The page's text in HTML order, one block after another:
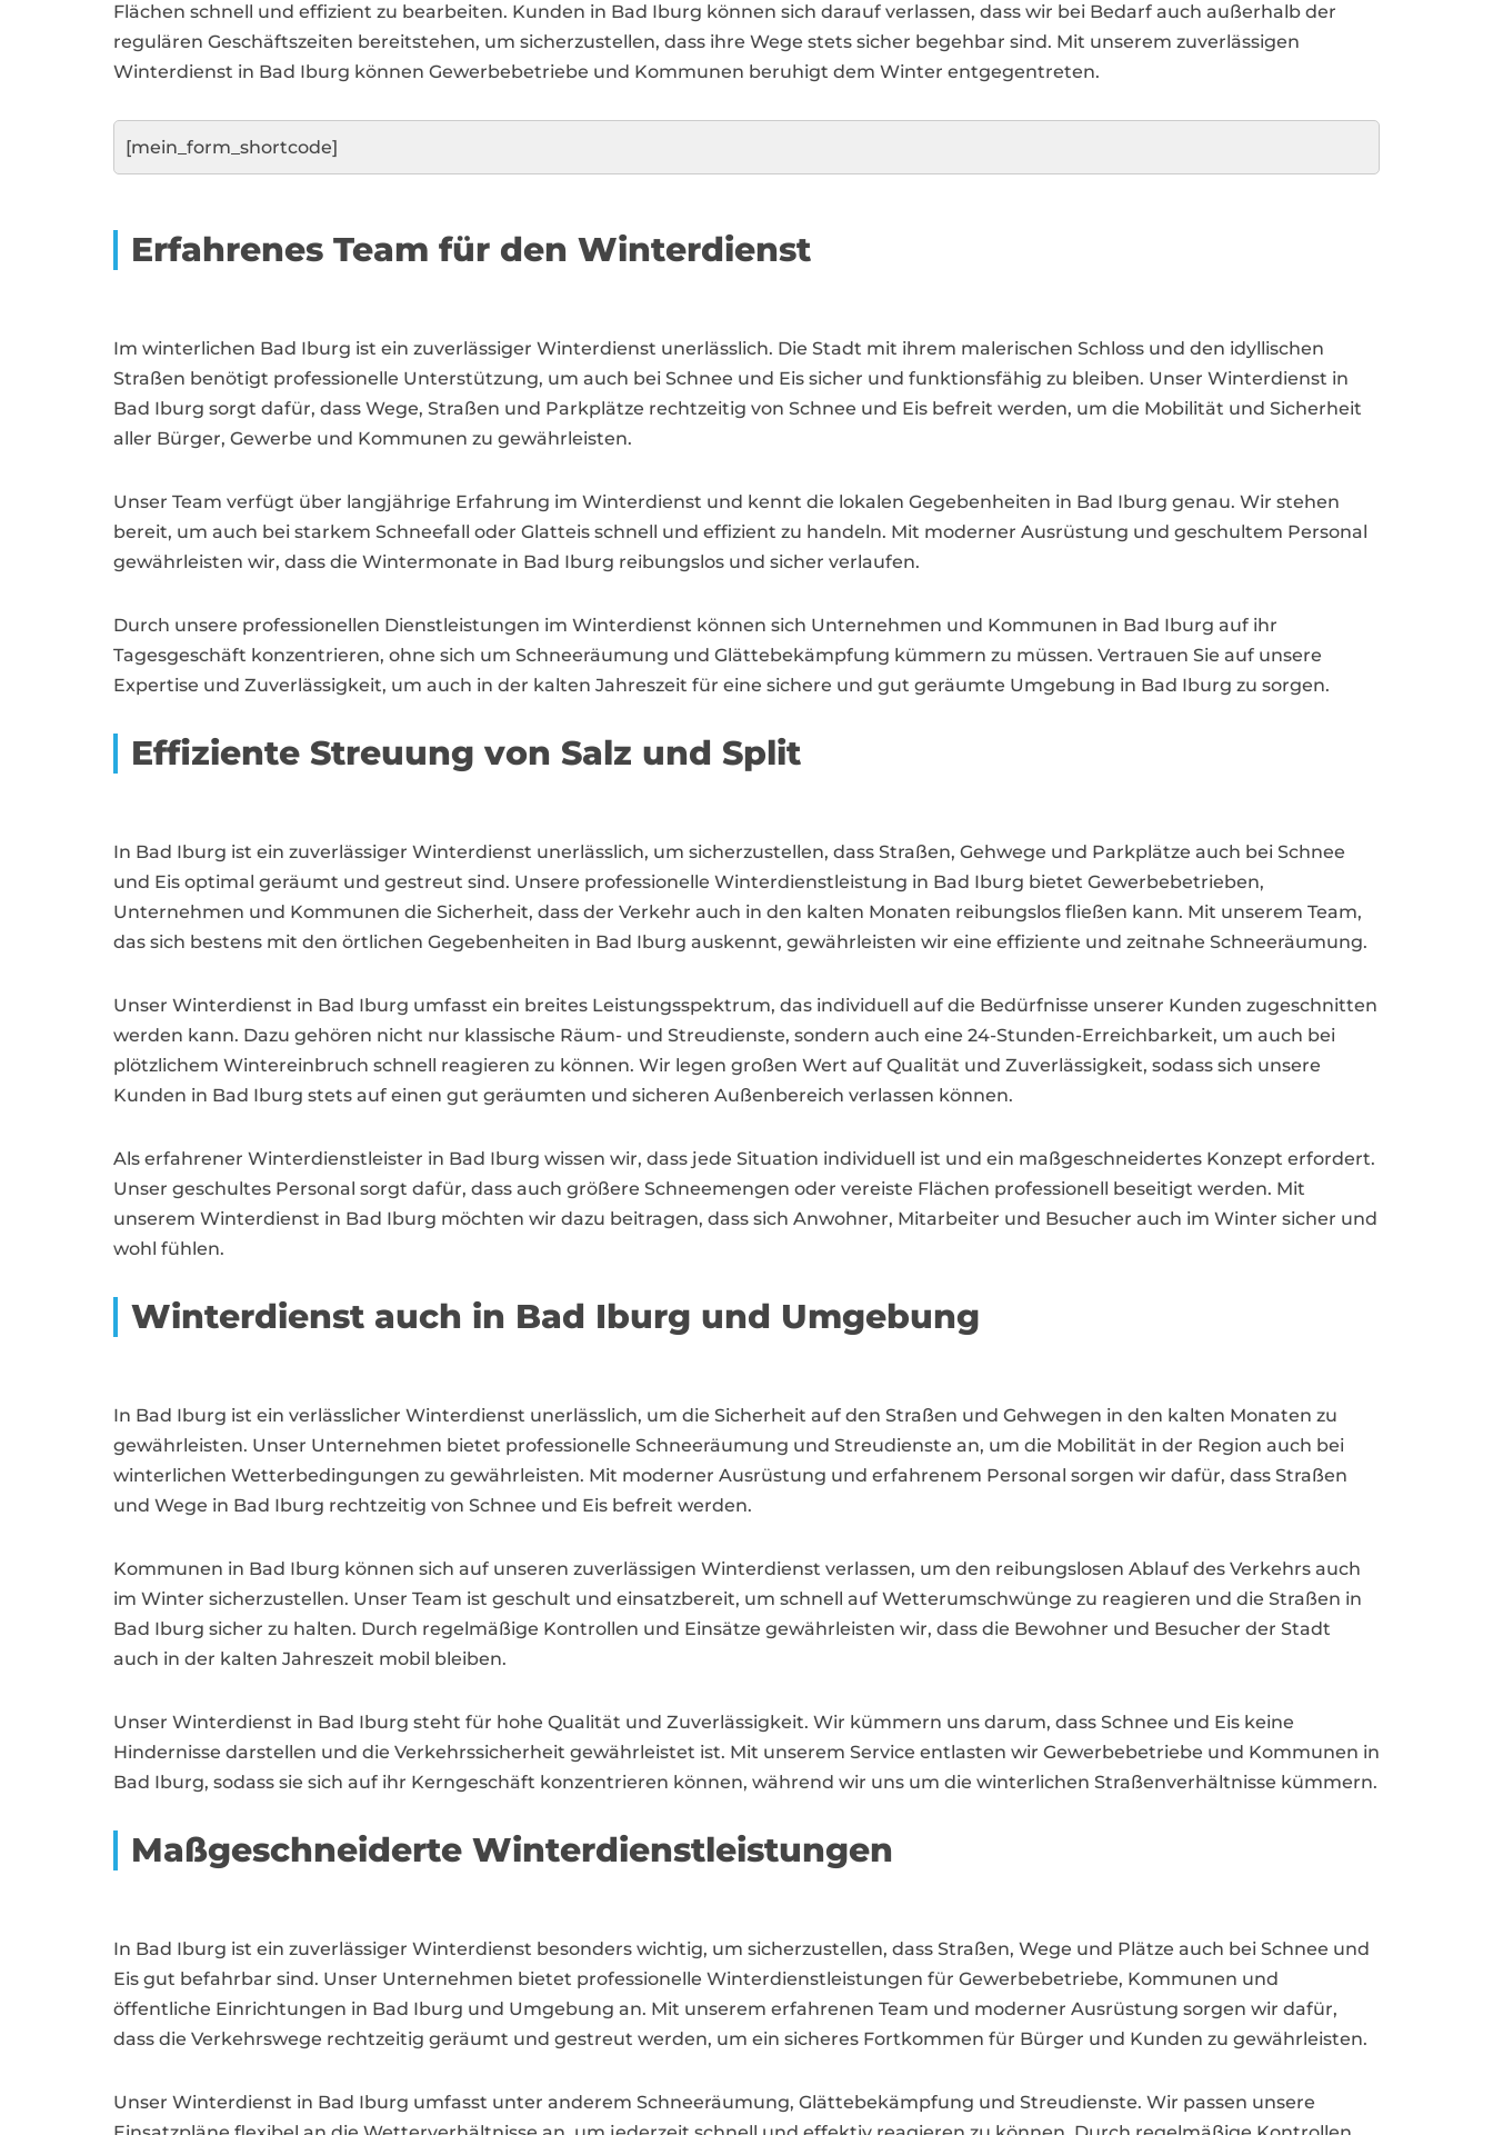
Flächen schnell und effizient zu bearbeiten. Kunden in Bad Iburg können sich darauf verlassen, dass wir bei Bedarf auch außerhalb der
regulären Geschäftszeiten bereitstehen, um sicherzustellen, dass ihre Wege stets sicher begehbar sind. Mit unserem zuverlässigen
Winterdienst in Bad Iburg können Gewerbebetriebe und Kommunen beruhigt dem Winter entgegentreten.
[mein_form_shortcode]
Erfahrenes Team für den Winterdienst
Im winterlichen Bad Iburg ist ein zuverlässiger Winterdienst unerlässlich. Die Stadt mit ihrem malerischen Schloss und den idyllischen
Straßen benötigt professionelle Unterstützung, um auch bei Schnee und Eis sicher und funktionsfähig zu bleiben. Unser Winterdienst in
Bad Iburg sorgt dafür, dass Wege, Straßen und Parkplätze rechtzeitig von Schnee und Eis befreit werden, um die Mobilität und Sicherheit
aller Bürger, Gewerbe und Kommunen zu gewährleisten.
Unser Team verfügt über langjährige Erfahrung im Winterdienst und kennt die lokalen Gegebenheiten in Bad Iburg genau. Wir stehen
bereit, um auch bei starkem Schneefall oder Glatteis schnell und effizient zu handeln. Mit moderner Ausrüstung und geschultem Personal
gewährleisten wir, dass die Wintermonate in Bad Iburg reibungslos und sicher verlaufen.
Durch unsere professionellen Dienstleistungen im Winterdienst können sich Unternehmen und Kommunen in Bad Iburg auf ihr
Tagesgeschäft konzentrieren, ohne sich um Schneeräumung und Glättebekämpfung kümmern zu müssen. Vertrauen Sie auf unsere
Expertise und Zuverlässigkeit, um auch in der kalten Jahreszeit für eine sichere und gut geräumte Umgebung in Bad Iburg zu sorgen.
Effiziente Streuung von Salz und Split
In Bad Iburg ist ein zuverlässiger Winterdienst unerlässlich, um sicherzustellen, dass Straßen, Gehwege und Parkplätze auch bei Schnee
und Eis optimal geräumt und gestreut sind. Unsere professionelle Winterdienstleistung in Bad Iburg bietet Gewerbebetrieben,
Unternehmen und Kommunen die Sicherheit, dass der Verkehr auch in den kalten Monaten reibungslos fließen kann. Mit unserem Team,
das sich bestens mit den örtlichen Gegebenheiten in Bad Iburg auskennt, gewährleisten wir eine effiziente und zeitnahe Schneeräumung.
Unser Winterdienst in Bad Iburg umfasst ein breites Leistungsspektrum, das individuell auf die Bedürfnisse unserer Kunden zugeschnitten
werden kann. Dazu gehören nicht nur klassische Räum- und Streudienste, sondern auch eine 24-Stunden-Erreichbarkeit, um auch bei
plötzlichem Wintereinbruch schnell reagieren zu können. Wir legen großen Wert auf Qualität und Zuverlässigkeit, sodass sich unsere
Kunden in Bad Iburg stets auf einen gut geräumten und sicheren Außenbereich verlassen können.
Als erfahrener Winterdienstleister in Bad Iburg wissen wir, dass jede Situation individuell ist und ein maßgeschneidertes Konzept erfordert.
Unser geschultes Personal sorgt dafür, dass auch größere Schneemengen oder vereiste Flächen professionell beseitigt werden. Mit
unserem Winterdienst in Bad Iburg möchten wir dazu beitragen, dass sich Anwohner, Mitarbeiter und Besucher auch im Winter sicher und
wohl fühlen.
Winterdienst auch in Bad Iburg und Umgebung
In Bad Iburg ist ein verlässlicher Winterdienst unerlässlich, um die Sicherheit auf den Straßen und Gehwegen in den kalten Monaten zu
gewährleisten. Unser Unternehmen bietet professionelle Schneeräumung und Streudienste an, um die Mobilität in der Region auch bei
winterlichen Wetterbedingungen zu gewährleisten. Mit moderner Ausrüstung und erfahrenem Personal sorgen wir dafür, dass Straßen
und Wege in Bad Iburg rechtzeitig von Schnee und Eis befreit werden.
Kommunen in Bad Iburg können sich auf unseren zuverlässigen Winterdienst verlassen, um den reibungslosen Ablauf des Verkehrs auch
im Winter sicherzustellen. Unser Team ist geschult und einsatzbereit, um schnell auf Wetterumschwünge zu reagieren und die Straßen in
Bad Iburg sicher zu halten. Durch regelmäßige Kontrollen und Einsätze gewährleisten wir, dass die Bewohner und Besucher der Stadt
auch in der kalten Jahreszeit mobil bleiben.
Unser Winterdienst in Bad Iburg steht für hohe Qualität und Zuverlässigkeit. Wir kümmern uns darum, dass Schnee und Eis keine
Hindernisse darstellen und die Verkehrssicherheit gewährleistet ist. Mit unserem Service entlasten wir Gewerbebetriebe und Kommunen in
Bad Iburg, sodass sie sich auf ihr Kerngeschäft konzentrieren können, während wir uns um die winterlichen Straßenverhältnisse kümmern.
Maßgeschneiderte Winterdienstleistungen
In Bad Iburg ist ein zuverlässiger Winterdienst besonders wichtig, um sicherzustellen, dass Straßen, Wege und Plätze auch bei Schnee und
Eis gut befahrbar sind. Unser Unternehmen bietet professionelle Winterdienstleistungen für Gewerbebetriebe, Kommunen und
öffentliche Einrichtungen in Bad Iburg und Umgebung an. Mit unserem erfahrenen Team und moderner Ausrüstung sorgen wir dafür,
dass die Verkehrswege rechtzeitig geräumt und gestreut werden, um ein sicheres Fortkommen für Bürger und Kunden zu gewährleisten.
Unser Winterdienst in Bad Iburg umfasst unter anderem Schneeräumung, Glättebekämpfung und Streudienste. Wir passen unsere